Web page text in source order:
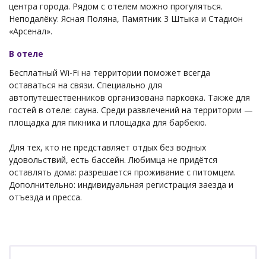
центра города. Рядом с отелем можно прогуляться.
Неподалёку: Ясная Поляна, Памятник 3 Штыка и Стадион
«Арсенал».
В отеле
Бесплатный Wi-Fi на территории поможет всегда
оставаться на связи. Специально для
автопутешественников организована парковка. Также для
гостей в отеле: сауна. Среди развлечений на территории —
площадка для пикника и площадка для барбекю.
Для тех, кто не представляет отдых без водных
удовольствий, есть бассейн. Любимца не придётся
оставлять дома: разрешается проживание с питомцем.
Дополнительно: индивидуальная регистрация заезда и
отъезда и пресса.